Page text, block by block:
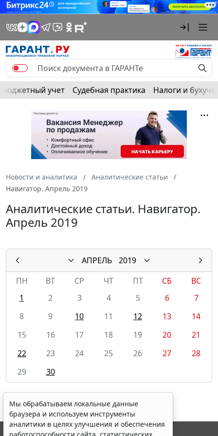
Бюджетный учет Судебная практика Налоги и
Новости и аналитика
Аналитические статьи
Навигатор. Апрель 2019
Аналитические статьи. Навигатор.
Апрель 2019
АПРЕЛЬ
2019
ПН
ВТ СР ЧТ ПТ СБ
ВС
1
2 3 4 5 6
7
8
9 10 11 12 13
14
15
16 17 18 19 20
21
22
23 24 25 26 27
28
29
30
Мы обрабатываем локальные данные
браузера и используем инструменты
аналитики в целях улучшения и обеспечения